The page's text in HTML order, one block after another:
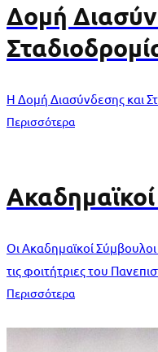
Δομή
Η Δομή Διασύνδεσης και
Περισσότερα
Οι Ακαδημαϊκοί
τις φοιτήτριες του
Περισσότερα